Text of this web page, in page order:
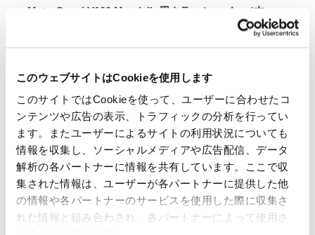
このウェブサイトはCookieを使用します
このサイトではCookieを使って、ユーザーに合わせたコ
ンテンツや広告の表示、トラフィックの分析を行ってい
ます。またユーザーによるサイトの利用状況についても
情報を収集し、ソーシャルメディアや広告配信、データ
解析の各パートナーに情報を共有しています。ここで収
集された情報は、ユーザーが各パートナーに提供した他
の情報や各パートナーのサービスを使用した際に収集さ
れた情報と組み合わされ、各パートナーによって使用さ
Moto Guzzi V100 Mandello用クラッシュバー（右＋
Guzzi のエンジンを最大限に保護したい場合、このバ
ムと完璧に一体化します。
体塗装が施されています。ほとんどのメンテナンス作
業は、バーを分解せずに実行できます。非常に美しく
エレガントで、バイクのラインを完璧に表現していま
す。組み立て説明書など必要なものがすべて付属して
います。バーには、追加のヘッドライトを固定するた
めのM6ねじ付き溶接インサートも組み込まれています
（穴間隔20 mm）
互換性のあるモデル: Moto Guzzi V100 Mandello
(2023 年以降)